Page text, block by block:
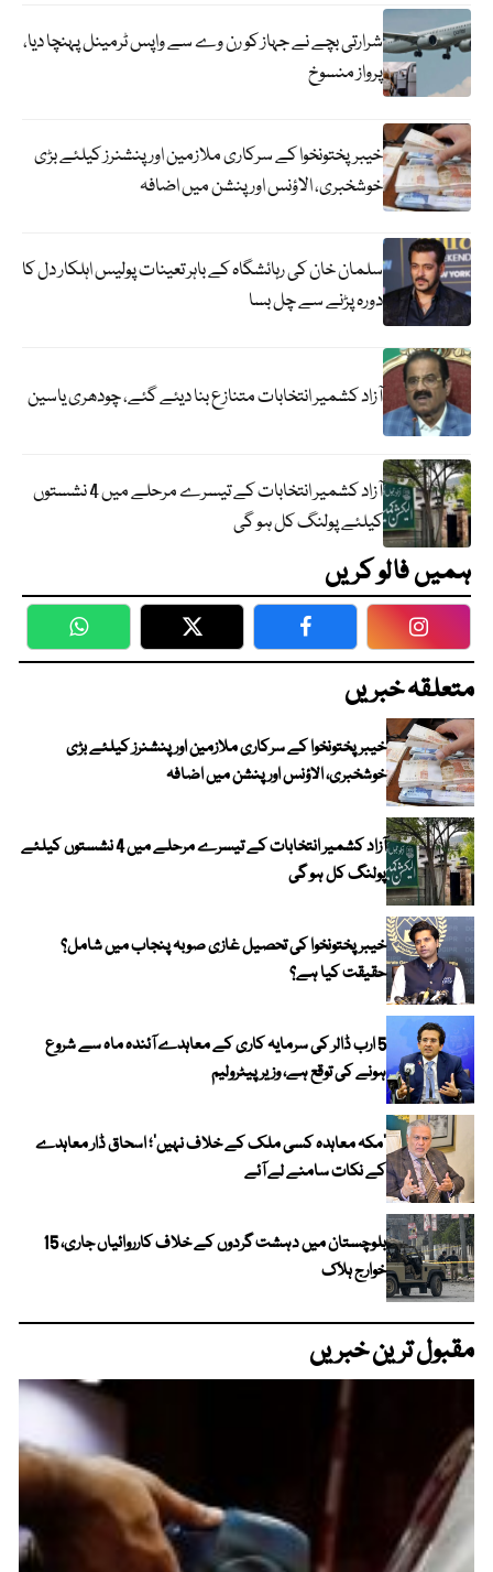
شرارتی بچے نے جہاز کو رن وے سے واپس ٹرمینل پہنچا دیا،
پرواز منسوخ
خیبرپختونخوا کے سرکاری ملازمین اور پنشنرز کیلئے بڑی
خوشخبری، الاؤنس اور پنشن میں اضافہ
سلمان خان کی رہائشگاہ کے باہر تعینات پولیس اہلکار دل کا
دورہ پڑنے سے چل بسا
آزاد کشمیر انتخابات متنازع بنا دیئے گئے، چودھری یاسین
آزاد کشمیر انتخابات کے تیسرے مرحلے میں 4 نشستوں
کیلئے پولنگ کل ہو گی
ہمیں فالو کریں
WhatsApp Twitter Facebook
متعلقہ خبریں
خیبرپختونخوا کے سرکاری ملازمین اور پنشنرز کیلئے بڑی
خوشخبری، الاؤنس اور پنشن میں اضافہ
آزاد کشمیر انتخابات کے تیسرے مرحلے میں 4 نشستوں کیلئے
پولنگ کل ہو گی
خیبر پختونخوا کی تحصیل غازی صوبہ پنجاب میں شامل؟
حقیقت کیا ہے؟
5 ارب ڈالر کی سرمایہ کاری کے معاہدے آئندہ ماہ سے شروع
ہونے کی توقع ہے، وزیر پیٹرولیم
‘مکہ معاہدہ کسی ملک کے خلاف نہیں’؛ اسحاق ڈار معاہدے
کے نکات سامنے لے آئے
بلوچستان میں دہشت گردوں کے خلاف کارروائیاں جاری، 15
خوارج ہلاک
مقبول ترین خبریں